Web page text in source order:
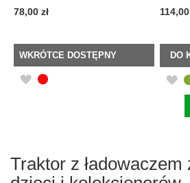
78,00 zł
WKRÓTCE DOSTĘPNY
DODAJ
114,00
DO
Traktor z